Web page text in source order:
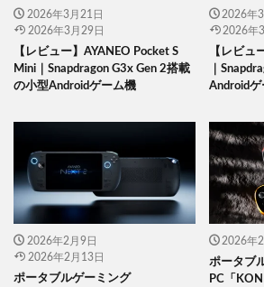
2026年3月21日
2026年3月29日
【レビュー】AYANEO Pocket S
Mini｜Snapdragon G3x Gen 2搭載
の小型Androidゲーム機
2026年
2026年
【レビュ
｜
Androidゲ
2026年2月9日
2026年2月13日
ポータブルゲーミング
2026年
ポータブ
PC「